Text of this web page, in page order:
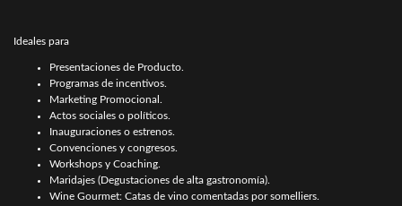
Ideales para
Presentaciones de Producto.
Programas de incentivos.
Marketing Promocional.
Actos sociales o políticos.
Inauguraciones o estrenos.
Convenciones y congresos.
Workshops y Coaching.
Maridajes (Degustaciones de alta gastronomía).
Wine Gourmet: Catas de vino comentadas por somelliers.